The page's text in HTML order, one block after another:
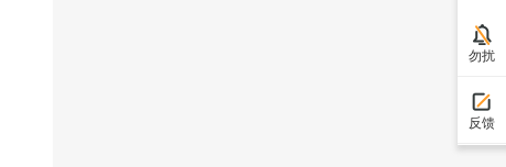
勿扰
反馈